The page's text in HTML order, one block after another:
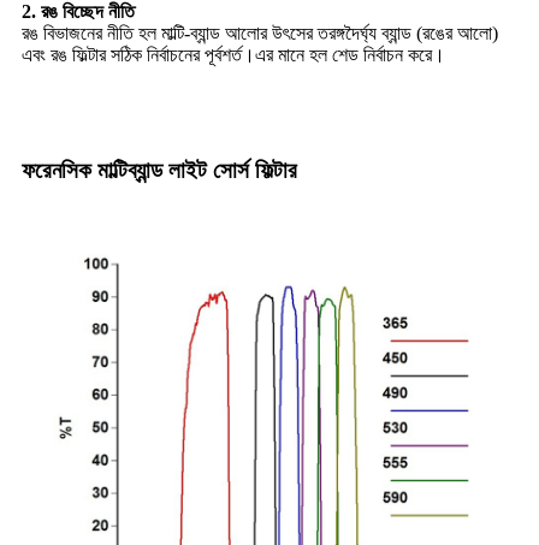
2. রঙ বিচ্ছেদ নীতি
রঙ বিভাজনের নীতি হল মাল্টি-ব্যান্ড আলোর উৎসের তরঙ্গদৈর্ঘ্য ব্যান্ড (রঙের আলো)
এবং রঙ ফিল্টার সঠিক নির্বাচনের পূর্বশর্ত।এর মানে হল শেড নির্বাচন করে।
ফরেনসিক মাল্টিব্যান্ড লাইট সোর্স ফিল্টার